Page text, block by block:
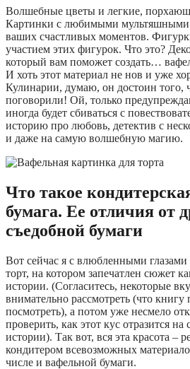
Волшебные цветы и легкие,
Картинки с любимыми мультяшными
ваших счастливых моментов.
участием этих фигурок. Что это?
который вам поможет создать…
И хоть этот материал не нов и уже
Кулинарии, думаю, он достоин
поговорили! Ой, только
иногда будет сбиваться с
историю про любовь, детектив с
и даже на самую волшебную магию.
Что такое
бумага. Ее отличия от
съедобной бумаги
Вот сейчас я с влюбленными
торт, на котором запечатлен сюжет
истории. (Согласитесь, некоторые
внимательно рассмотреть (что
посмотреть), а потом уже несмело
проверить, как этот кус отразится на
истории). Так вот, вся эта красота –
кондитером всевозможных
числе и вафельной бумаги.